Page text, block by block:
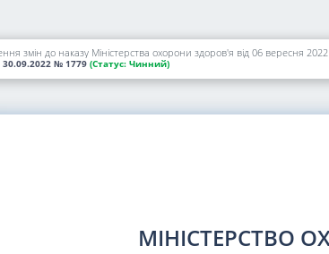
змін до наказу Міністерства охорони здоров'я від 06 вересня
30.09.2022 № 1779 (Статус: Чинний)
МІНІСТЕРСТВО